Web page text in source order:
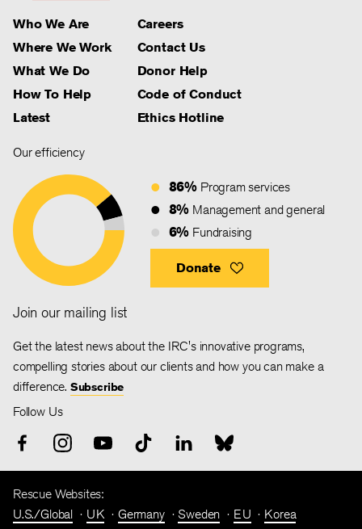
Who We Are
Where We Work
What We Do
How To Help
Latest
Careers
Contact Us
Donor Help
Code of Conduct
Ethics Hotline
Our efficiency
86% Program services
8% Management and general
6% Fundraising
Donate
Join our mailing list
Get the latest news about the IRC's innovative programs,
compelling stories about our clients and how you can make a
difference. Subscribe
Follow Us
Rescue Websites:
U.S./Global
UK Germany Sweden EU Korea